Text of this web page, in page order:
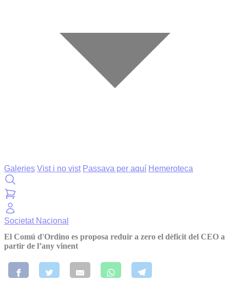
Galeries Vist i no vist Passava per aquí Hemeroteca
Societat Nacional
El Comú d'Ordino es proposa reduir a zero el dèficit del CEO a
partir de l’any vinent